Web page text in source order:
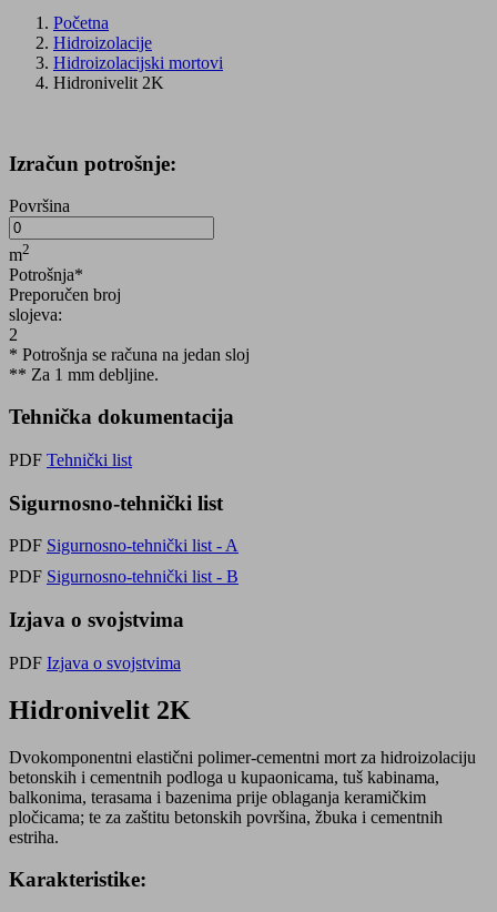
Početna
Hidroizolacije
Hidroizolacijski mortovi
Hidronivelit 2K
Izračun potrošnje:
Površina
m2
Potrošnja*
Preporučen broj
slojeva:
2
* Potrošnja se računa na jedan sloj
** Za 1 mm debljine.
Tehnička dokumentacija
PDF Tehnički list
Sigurnosno-tehnički list
PDF Sigurnosno-tehnički list - A
PDF Sigurnosno-tehnički list - B
Izjava o svojstvima
PDF Izjava o svojstvima
Hidronivelit 2K
Dvokomponentni elastični polimer-cementni mort za hidroizolaciju
betonskih i cementnih podloga u kupaonicama, tuš kabinama,
balkonima, terasama i bazenima prije oblaganja keramičkim
pločicama; te za zaštitu betonskih površina, žbuka i cementnih
estriha.
Karakteristike: